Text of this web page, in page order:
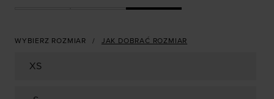
WYBIERZ ROZMIAR JAK DOBRAĆ ROZMIAR
XS